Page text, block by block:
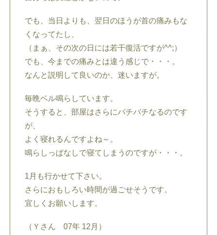
でも、当日よりも、翌日のほうが首の痛みもな
くなってたし、
（まぁ、その次の日には若干復活ですが^^;）
でも、今までの痛みとは違う感じで・・・。
なんと説明して良いのか、迷いますが。
毎晩ベル鳴らしています。
そうすると、部屋はさらにバチバチなるのです
が、
よく寝れるんですよね～。
鳴らしっぱなしで寝てしまうのですが・・・。
1月も行かせて下さい。
さらにおもしろい時間が過ごせそうです。
宜しくお願いします。
（Ｙさん 07年 12月）